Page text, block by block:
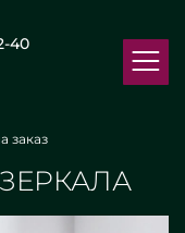
40
заказ